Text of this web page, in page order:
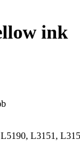
ink
L3151,